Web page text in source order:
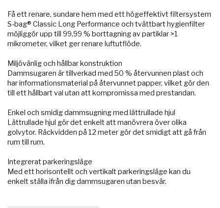
Få ett renare, sundare hem med ett högeffektivt filtersystem
S-bag® Classic Long Performance och tvättbart hygienfilter
möjliggör upp till 99,99 % borttagning av partiklar >1
mikrometer, vilket ger renare luftutflöde.
Miljövänlig och hållbar konstruktion
Dammsugaren är tillverkad med 50 % återvunnen plast och
har informationsmaterial på återvunnet papper, vilket gör den
till ett hållbart val utan att kompromissa med prestandan.
Enkel och smidig dammsugning med lättrullade hjul
Lättrullade hjul gör det enkelt att manövrera över olika
golvytor. Räckvidden på 12 meter gör det smidigt att gå från
rum till rum.
Integrerat parkeringsläge
Med ett horisontellt och vertikalt parkeringsläge kan du
enkelt ställa ifrån dig dammsugaren utan besvär.